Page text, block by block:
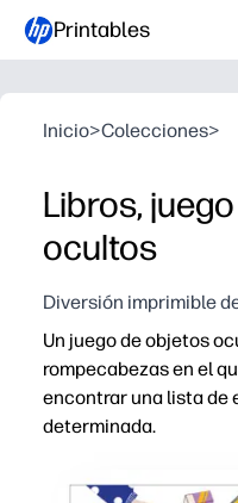
Printables
Inicio>Colecciones>
Libros,
ocultos
Diversión imprimible
Un juego de objetos
rompecabezas en el
encontrar una lista de
determinada.